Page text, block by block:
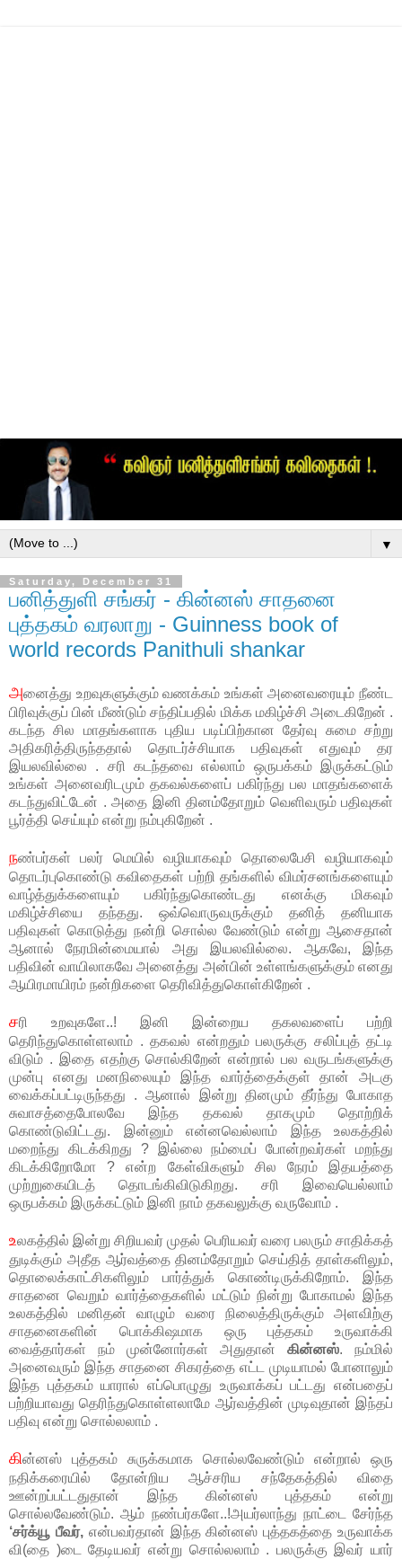
▼
Saturday, December 31
பனித்துளி சங்கர் - கின்னஸ் சாதனை
புத்தகம் வரலாறு - Guinness book of
world records Panithuli shankar
அனைத்து உறவுகளுக்கும் வணக்கம் உங்கள் அனைவரையும் நீண்ட
பிரிவுக்குப் பின் மீண்டும் சந்திப்பதில் மிக்க மகிழ்ச்சி அடைகிறேன் .
கடந்த சில மாதங்களாக புதிய படிப்பிற்கான தேர்வு சுமை சற்று
அதிகரித்திருந்ததால் தொடர்ச்சியாக பதிவுகள் எதுவும் தர
இயலவில்லை . சரி கடந்தவை எல்லாம் ஒருபக்கம் இருக்கட்டும்
உங்கள் அனைவரிடமும் தகவல்களைப் பகிர்ந்து பல மாதங்களைக்
கடந்துவிட்டேன் . அதை இனி தினம்தோறும் வெளிவரும் பதிவுகள்
பூர்த்தி செய்யும் என்று நம்புகிறேன் .
நண்பர்கள் பலர் மெயில் வழியாகவும் தொலைபேசி வழியாகவும்
தொடர்புகொண்டு கவிதைகள் பற்றி தங்களில் விமர்சனங்களையும்
வாழ்த்துக்களையும் பகிர்ந்துகொண்டது எனக்கு மிகவும்
மகிழ்ச்சியை தந்தது. ஒவ்வொருவருக்கும் தனித் தனியாக
பதிவுகள் கொடுத்து நன்றி சொல்ல வேண்டும் என்று ஆசைதான்
ஆனால் நேரமின்மையால் அது இயலவில்லை. ஆகவே, இந்த
பதிவின் வாயிலாகவே அனைத்து அன்பின் உள்ளங்களுக்கும் எனது
ஆயிரமாயிரம் நன்றிகளை தெரிவித்துகொள்கிறேன் .
சரி உறவுகளே..! இனி இன்றைய தகலவளைப் பற்றி
தெரிந்துகொள்ளலாம் . தகவல் என்றதும் பலருக்கு சலிப்புத் தட்டி
விடும் . இதை எதற்கு சொல்கிறேன் என்றால் பல வருடங்களுக்கு
முன்பு எனது மனநிலையும் இந்த வார்த்தைக்குள் தான் அடகு
வைக்கப்பட்டிருந்தது . ஆனால் இன்று தினமும் தீர்ந்து போகாத
சுவாசத்தைபோலவே இந்த தகவல் தாகமும் தொற்றிக்
கொண்டுவிட்டது. இன்னும் என்னவெல்லாம் இந்த உலகத்தில்
மறைந்து கிடக்கிறது ? இல்லை நம்மைப் போன்றவர்கள் மறந்து
கிடக்கிறோமோ ? என்ற கேள்விகளும் சில நேரம் இதயத்தை
முற்றுகையிடத் தொடங்கிவிடுகிறது. சரி இவையெல்லாம்
ஒருபக்கம் இருக்கட்டும் இனி நாம் தகவலுக்கு வருவோம் .
உலகத்தில் இன்று சிறியவர் முதல் பெரியவர் வரை பலரும் சாதிக்கத்
துடிக்கும் அதீத ஆர்வத்தை தினம்தோறும் செய்தித் தாள்களிலும்,
தொலைக்காட்சிகளிலும் பார்த்துக் கொண்டிருக்கிறோம். இந்த
சாதனை வெறும் வார்த்தைகளில் மட்டும் நின்று போகாமல் இந்த
உலகத்தில் மனிதன் வாழும் வரை நிலைத்திருக்கும் அளவிற்கு
சாதனைகளின் பொக்கிஷமாக ஒரு புத்தகம் உருவாக்கி
வைத்தார்கள் நம் முன்னோர்கள் அதுதான் கின்னஸ். நம்மில்
அனைவரும் இந்த சாதனை சிகரத்தை எட்ட முடியாமல் போனாலும்
இந்த புத்தகம் யாரால் எப்பொழுது உருவாக்கப் பட்டது என்பதைப்
பற்றியாவது தெரிந்துகொள்ளலாமே ஆர்வத்தின் முடிவுதான் இந்தப்
பதிவு என்று சொல்லலாம் .
கின்னஸ் புத்தகம் சுருக்கமாக சொல்லவேண்டும் என்றால் ஒரு
நதிக்கரையில் தோன்றிய ஆச்சரிய சந்தேகத்தில் விதை
ஊன்றப்பட்டதுதான் இந்த கின்னஸ் புத்தகம் என்று
சொல்லவேண்டும். ஆம் நண்பர்களே..!அயர்லாந்து நாட்டை சேர்ந்த
‘சர்க்யூ பீவர்,என்பவர்தான் இந்த கின்னஸ் புத்தகத்தை உருவாக்க
வி(தை )டை தேடியவர் என்று சொல்லலாம் . பலருக்கு இவர் யார்